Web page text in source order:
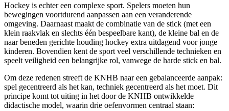
Hockey is echter een complexe sport. Spelers moeten hun
bewegingen voortdurend aanpassen aan een veranderende
omgeving. Daarnaast maakt de combinatie van de stick (met een
klein raakvlak en slechts één bespeelbare kant), de kleine bal en de
naar beneden gerichte houding hockey extra uitdagend voor jonge
kinderen. Bovendien kent de sport veel verschillende technieken en
speelt veiligheid een belangrijke rol, vanwege de harde stick en bal.
Om deze redenen streeft de KNHB naar een gebalanceerde aanpak:
spel gecentreerd als het kan, techniek gecentreerd als het moet. Dit
principe komt tot uiting in het door de KNHB ontwikkelde
didactische model, waarin drie oefenvormen centraal staan: